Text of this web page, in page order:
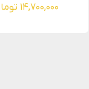
۱۴,۷۰۰,۰۰۰ تومان